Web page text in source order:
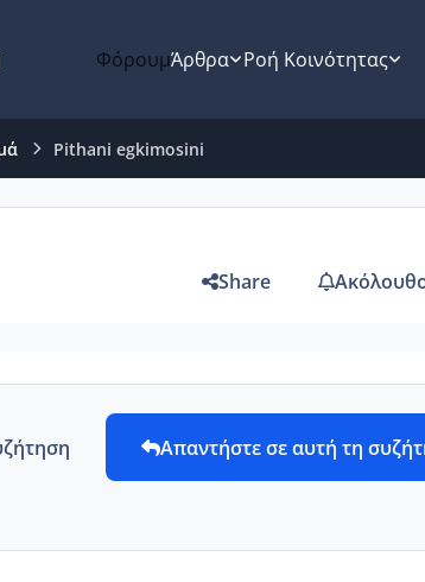
ΦόρουμΆρθρα Ροή Κοινότητας
Pithani egkimosini
Share
Απαντήστε σε αυτή τη